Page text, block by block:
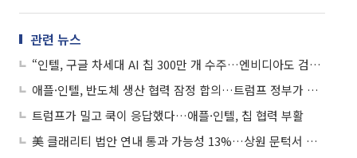
관련 뉴스
“인텔, 구글 차세대 AI 칩 300만 개 수주…엔비디아도 검토”
애플·인텔, 반도체 생산 협력 잠정 합의…트럼프 정부가 중재
트럼프가 밀고 쿡이 응답했다…애플·인텔, 칩 협력 부활
美 클래리티 법안 연내 통과 가능성 13%…상원 문턱서 제동